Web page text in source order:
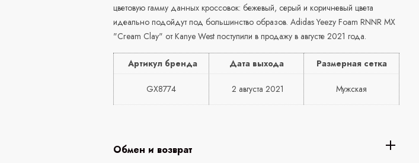
цветовую гамму данных кроссовок: бежевый, серый и коричневый цвета
идеально подойдут под большинство образов. Adidas Yeezy Foam RNNR MX
"Cream Clay" от Kanye West поступили в продажу в августе 2021 года.
Артикул бренда Дата выхода Размерная сетка
GX8774 2 августа 2021 Мужская
Обмен и возврат